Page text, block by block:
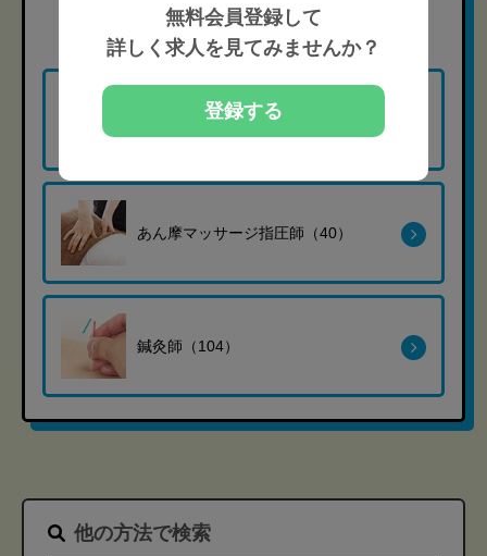
職種から探す
柔道整復師（135）
あん摩マッサージ指圧師（40）
鍼灸師（104）
他の方法で検索
無料会員登録して
詳しく求人を見てみませんか？
登録する